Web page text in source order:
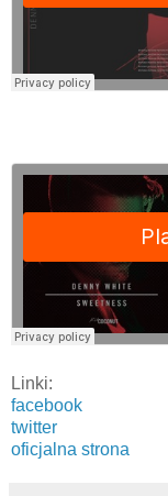
Linki:
facebook
twitter
oficjalna strona